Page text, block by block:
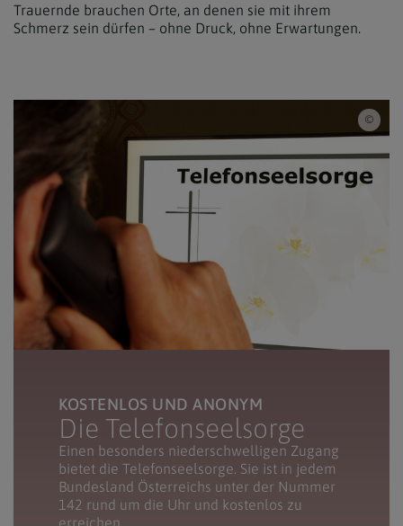
Trauernde brauchen Orte, an denen sie mit ihrem
Schmerz sein dürfen – ohne Druck, ohne Erwartungen.
KOSTENLOS UND ANONYM
Die Telefonseelsorge
Einen besonders niederschwelligen Zugang
bietet die Telefonseelsorge. Sie ist in jedem
Bundesland Österreichs unter der Nummer
142 rund um die Uhr und kostenlos zu
erreichen.